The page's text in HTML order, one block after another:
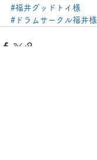
#福井グッドトイ様
#ドラムサークル福井様